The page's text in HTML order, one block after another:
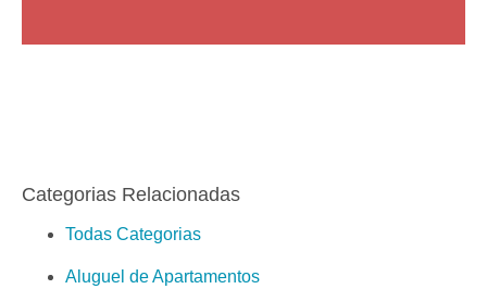
Categorias Relacionadas
Todas Categorias
Aluguel de Apartamentos